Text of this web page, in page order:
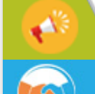
Lấy ý kiến điều chỉnh
Đắk Lắk thời kỳ 2021-
đến năm 2050
Phát động chiến dịch
giải phóng mặt bằng
ven biển